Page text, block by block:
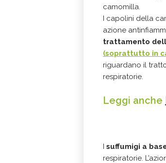
camomilla.
I capolini della
azione
trattamento
(soprattutto in
riguardano il
respiratorie.
Leggi anche
I suffumigi a
respiratorie.